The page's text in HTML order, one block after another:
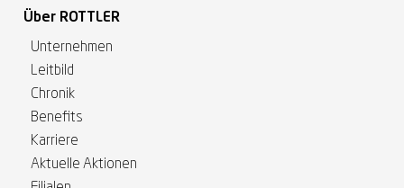
Über ROTTLER
Unternehmen
Leitbild
Chronik
Benefits
Karriere
Aktuelle Aktionen